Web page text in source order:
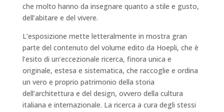
che molto hanno da insegnare quanto a stile e gusto,
dell’abitare e del vivere.
L’esposizione mette letteralmente in mostra gran
parte del contenuto del volume edito da Hoepli, che è
l’esito di un’eccezionale ricerca, finora unica e
originale, estesa e sistematica, che raccoglie e ordina
un vero e proprio patrimonio della storia
dell’architettura e del design, ovvero della cultura
italiana e internazionale. La ricerca a cura degli stessi